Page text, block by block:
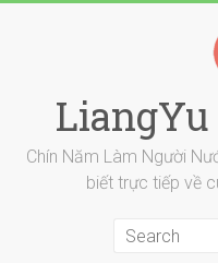
Chín Năm Làm Người
biết trực tiếp về